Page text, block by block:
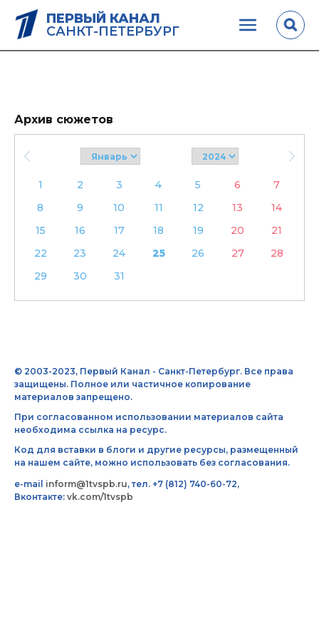
ПЕРВЫЙ КАНАЛ
САНКТ-ПЕТЕРБУРГ
Архив сюжетов
1 2 3 4 5 6
7
8
9 10 11 12 13
14
15
16 17 18 19 20
21
22
23 24 25 26 27
28
29
30 31
© 2003-2023, Первый Канал - Санкт-Петербург. Все права
защищены. Полное или частичное копирование
материалов запрещено.
При согласованном использовании материалов сайта
необходима ссылка на ресурс.
Код для вставки в блоги и другие ресурсы, размещенный
на нашем сайте, можно использовать без согласования.
e-mail inform@1tvspb.ru, тел. +7 (812) 740-60-72,
Вконтакте: vk.com/1tvspb